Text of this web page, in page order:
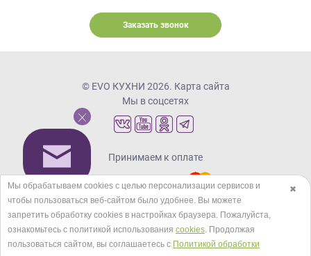
Заказать звонок
© EVO КУХНИ 2026. Карта сайта
Мы в соцсетях
Принимаем к оплате
Кредиты и рассрочка
✖
Мы обрабатываем cookies с целью персонализации сервисов и
чтобы пользоваться веб-сайтом было удобнее. Вы можете
запретить обработку сookies в настройках браузера. Пожалуйста,
ознакомьтесь с политикой использования cookies. Продолжая
пользоваться сайтом, вы соглашаетесь с Политикой обработки